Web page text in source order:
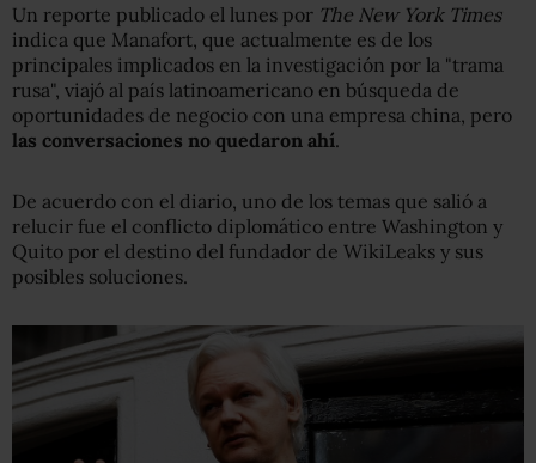
Un reporte publicado el lunes por The New York Times
indica que Manafort, que actualmente es de los
principales implicados en la investigación por la "trama
rusa", viajó al país latinoamericano en búsqueda de
oportunidades de negocio con una empresa china, pero
las conversaciones no quedaron ahí.
De acuerdo con el diario, uno de los temas que salió a
relucir fue el conflicto diplomático entre Washington y
Quito por el destino del fundador de WikiLeaks y sus
posibles soluciones.